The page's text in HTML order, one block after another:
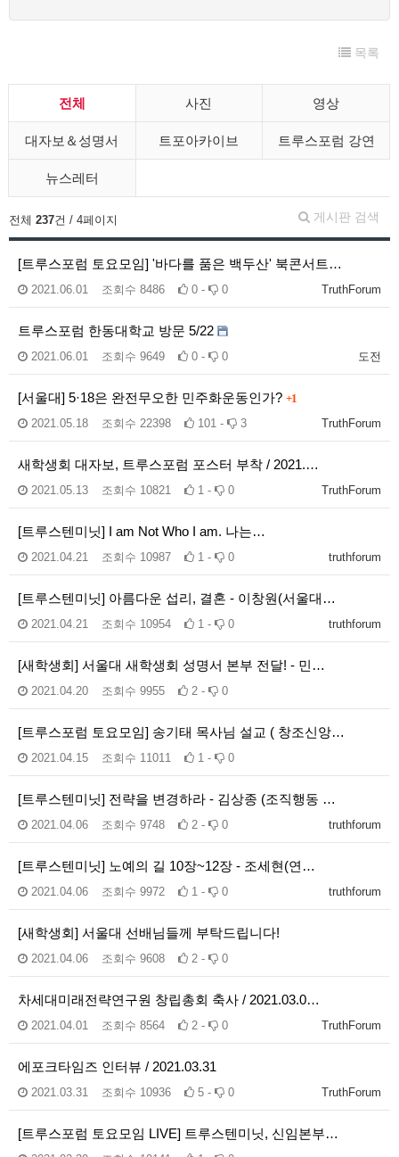
목록
전체 사진 영상
대자보＆성명서 트포아카이브 트루스포럼 강연
뉴스레터
게시판 검색
전체 237건 / 4페이지
[트루스포럼 토요모임] '바다를 품은 백두산' 북콘서트…
TruthForum
2021.06.01 조회수 8486 0 - 0
트루스포럼 한동대학교 방문 5/22
도전
2021.06.01 조회수 9649 0 - 0
[서울대] 5·18은 완전무오한 민주화운동인가? +1
TruthForum
2021.05.18 조회수 22398 101 - 3
새학생회 대자보, 트루스포럼 포스터 부착 / 2021.…
TruthForum
2021.05.13 조회수 10821 1 - 0
[트루스텐미닛] I am Not Who I am. 나는…
truthforum
2021.04.21 조회수 10987 1 - 0
[트루스텐미닛] 아름다운 섭리, 결혼 - 이창원(서울대…
truthforum
2021.04.21 조회수 10954 1 - 0
[새학생회] 서울대 새학생회 성명서 본부 전달! - 민…
2021.04.20 조회수 9955 2 - 0
[트루스포럼 토요모임] 송기태 목사님 설교 ( 창조신앙…
2021.04.15 조회수 11011 1 - 0
[트루스텐미닛] 전략을 변경하라 - 김상종 (조직행동 …
truthforum
2021.04.06 조회수 9748 2 - 0
[트루스텐미닛] 노예의 길 10장~12장 - 조세현(연…
truthforum
2021.04.06 조회수 9972 1 - 0
[새학생회] 서울대 선배님들께 부탁드립니다!
2021.04.06 조회수 9608 2 - 0
차세대미래전략연구원 창립총회 축사 / 2021.03.0…
TruthForum
2021.04.01 조회수 8564 2 - 0
에포크타임즈 인터뷰 / 2021.03.31
TruthForum
2021.03.31 조회수 10936 5 - 0
[트루스포럼 토요모임 LIVE] 트루스텐미닛, 신임본부…